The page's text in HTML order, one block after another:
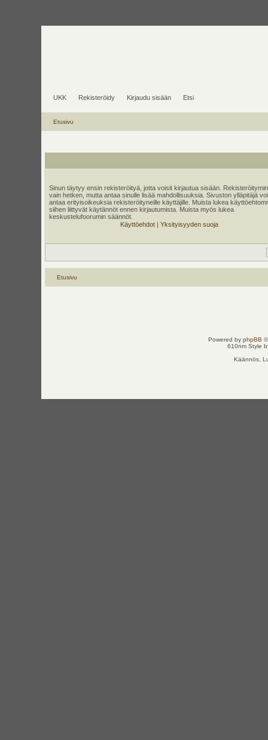
UKK Rekisteröidy Kirjaudu sisään Etsi
Etusivu
Sinun täytyy ensin rekisteröityä, jotta voisit kirjautua sisään.
vain hetken, mutta antaa sinulle lisää mahdollisuuksia. Sivuston ylläpitäjä
antaa erityisoikeuksia rekisteröityneille käyttäjille. Muista lukea
siihen liittyvät käytännöt ennen kirjautumista. Muista myös lukea
keskustelufoorumin säännöt.
Käyttöehdot| Yksityisyyden suoja
Etusivu
Powered by phpBB
610nm Style
Käännös,